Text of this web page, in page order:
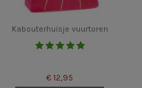
Kabouterhuisje vuurtoren
€ 12,95